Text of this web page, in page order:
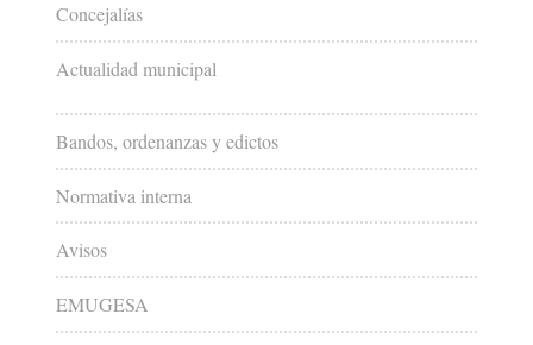
Concejalías
Actualidad municipal
Bandos, ordenanzas y edictos
Normativa interna
Avisos
EMUGESA